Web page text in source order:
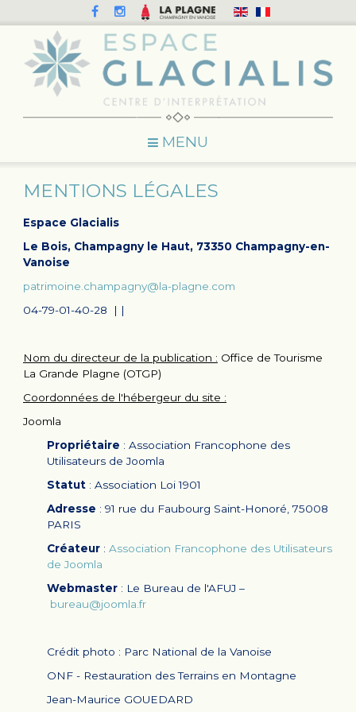
MENU
MENTIONS LÉGALES
Espace Glacialis
Le Bois, Champagny le Haut, 73350 Champagny-en-
Vanoise
patrimoine.champagny@la-plagne.com
04-79-01-40-28 | |
Nom du directeur de la publication : Office de Tourisme
La Grande Plagne (OTGP)
Coordonnées de l'hébergeur du site :
Joomla
Propriétaire : Association Francophone des
Utilisateurs de Joomla
Statut: Association Loi 1901
Adresse : 91 rue du Faubourg Saint-Honoré, 75008
PARIS
Créateur: Association Francophone des Utilisateurs
de Joomla
Webmaster: Le Bureau de l'AFUJ –
bureau@joomla.fr
Crédit photo : Parc National de la Vanoise
ONF - Restauration des Terrains en Montagne
Jean-Maurice GOUEDARD